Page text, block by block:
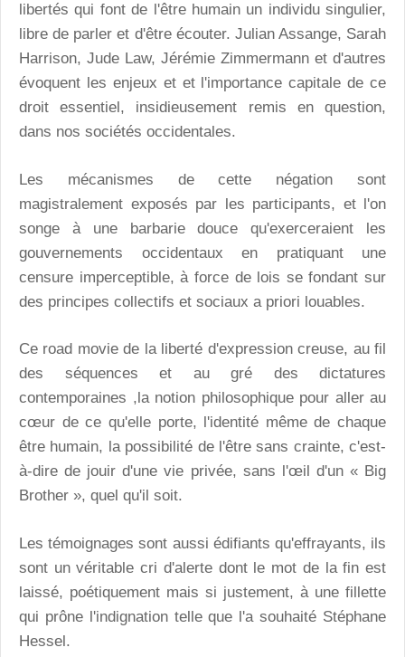
libertés qui font de l'être humain un individu singulier,
libre de parler et d'être écouter. Julian Assange, Sarah
Harrison, Jude Law, Jérémie Zimmermann et d'autres
évoquent les enjeux et et l'importance capitale de ce
droit essentiel, insidieusement remis en question,
dans nos sociétés occidentales.
Les mécanismes de cette négation sont
magistralement exposés par les participants, et l'on
songe à une barbarie douce qu'exerceraient les
gouvernements occidentaux en pratiquant une
censure imperceptible, à force de lois se fondant sur
des principes collectifs et sociaux a priori louables.
Ce road movie de la liberté d'expression creuse, au fil
des séquences et au gré des dictatures
contemporaines ,la notion philosophique pour aller au
cœur de ce qu'elle porte, l'identité même de chaque
être humain, la possibilité de l'être sans crainte, c'est-
à-dire de jouir d'une vie privée, sans l'œil d'un « Big
Brother », quel qu'il soit.
Les témoignages sont aussi édifiants qu'effrayants, ils
sont un véritable cri d'alerte dont le mot de la fin est
laissé, poétiquement mais si justement, à une fillette
qui prône l'indignation telle que l'a souhaité Stéphane
Hessel.